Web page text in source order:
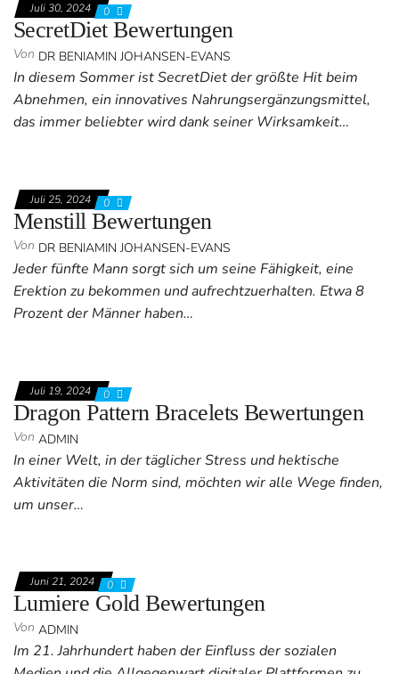
Juli 30, 2024 0
SecretDiet Bewertungen
Von DR BENIAMIN JOHANSEN-EVANS
In diesem Sommer ist SecretDiet der größte Hit beim
Abnehmen, ein innovatives Nahrungsergänzungsmittel,
das immer beliebter wird dank seiner Wirksamkeit…
Juli 25, 2024 0
Menstill Bewertungen
Von DR BENIAMIN JOHANSEN-EVANS
Jeder fünfte Mann sorgt sich um seine Fähigkeit, eine
Erektion zu bekommen und aufrechtzuerhalten. Etwa 8
Prozent der Männer haben…
Juli 19, 2024 0
Dragon Pattern Bracelets Bewertungen
Von ADMIN
In einer Welt, in der täglicher Stress und hektische
Aktivitäten die Norm sind, möchten wir alle Wege finden,
um unser…
Juni 21, 2024 0
Lumiere Gold Bewertungen
Von ADMIN
Im 21. Jahrhundert haben der Einfluss der sozialen